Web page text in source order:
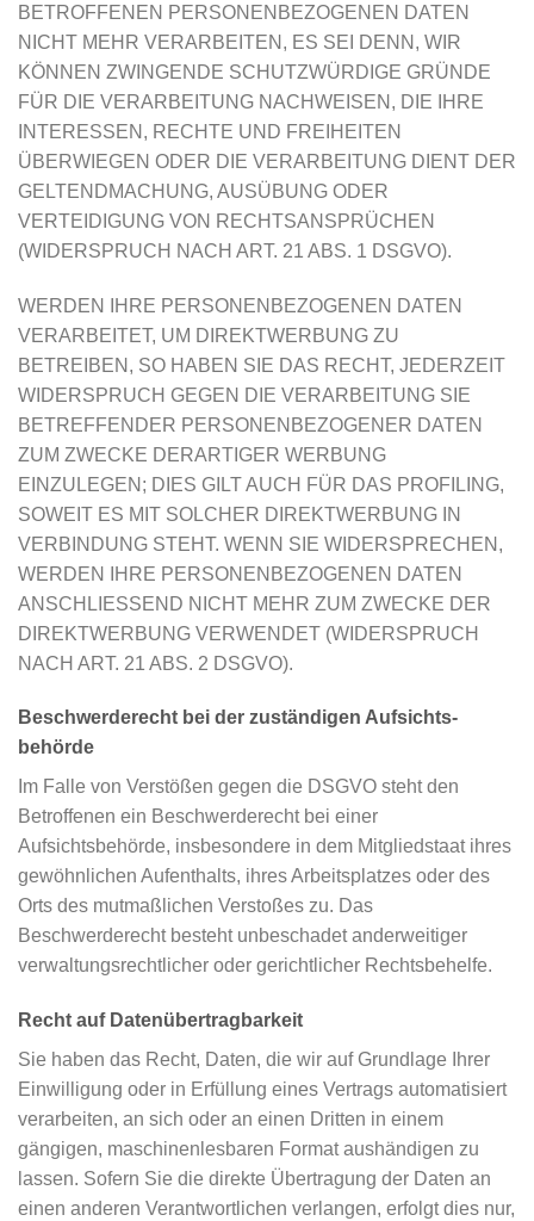
BETROFFENEN PERSONENBEZOGENEN DATEN
NICHT MEHR VERARBEITEN, ES SEI DENN, WIR
KÖNNEN ZWINGENDE SCHUTZWÜRDIGE GRÜNDE
FÜR DIE VERARBEITUNG NACHWEISEN, DIE IHRE
INTERESSEN, RECHTE UND FREIHEITEN
ÜBERWIEGEN ODER DIE VERARBEITUNG DIENT DER
GELTENDMACHUNG, AUSÜBUNG ODER
VERTEIDIGUNG VON RECHTSANSPRÜCHEN
(WIDERSPRUCH NACH ART. 21 ABS. 1 DSGVO).
WERDEN IHRE PERSONENBEZOGENEN DATEN
VERARBEITET, UM DIREKTWERBUNG ZU
BETREIBEN, SO HABEN SIE DAS RECHT, JEDERZEIT
WIDERSPRUCH GEGEN DIE VERARBEITUNG SIE
BETREFFENDER PERSONENBEZOGENER DATEN
ZUM ZWECKE DERARTIGER WERBUNG
EINZULEGEN; DIES GILT AUCH FÜR DAS PROFILING,
SOWEIT ES MIT SOLCHER DIREKTWERBUNG IN
VERBINDUNG STEHT. WENN SIE WIDERSPRECHEN,
WERDEN IHRE PERSONENBEZOGENEN DATEN
ANSCHLIESSEND NICHT MEHR ZUM ZWECKE DER
DIREKTWERBUNG VERWENDET (WIDERSPRUCH
NACH ART. 21 ABS. 2 DSGVO).
Beschwerde­recht bei der zuständigen Aufsichts­
behörde
Im Falle von Verstößen gegen die DSGVO steht den
Betroffenen ein Beschwerderecht bei einer
Aufsichtsbehörde, insbesondere in dem Mitgliedstaat ihres
gewöhnlichen Aufenthalts, ihres Arbeitsplatzes oder des
Orts des mutmaßlichen Verstoßes zu. Das
Beschwerderecht besteht unbeschadet anderweitiger
verwaltungsrechtlicher oder gerichtlicher Rechtsbehelfe.
Recht auf Daten­übertrag­barkeit
Sie haben das Recht, Daten, die wir auf Grundlage Ihrer
Einwilligung oder in Erfüllung eines Vertrags automatisiert
verarbeiten, an sich oder an einen Dritten in einem
gängigen, maschinenlesbaren Format aushändigen zu
lassen. Sofern Sie die direkte Übertragung der Daten an
einen anderen Verantwortlichen verlangen, erfolgt dies nur,